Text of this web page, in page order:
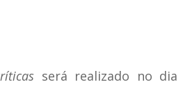
será realizado no dia